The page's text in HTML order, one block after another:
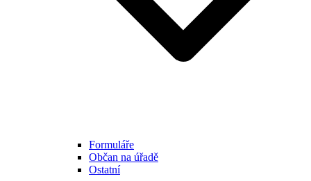
Formuláře
Občan na úřadě
Ostatní